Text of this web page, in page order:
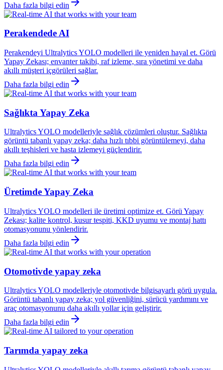
Daha fazla bilgi edin
Perakendede AI
Perakendeyi Ultralytics YOLO modelleri ile yeniden hayal et. Görü
Yapay Zekası; envanter takibi, raf izleme, sıra yönetimi ve daha
akıllı müşteri içgörüleri sağlar.
Daha fazla bilgi edin
Sağlıkta Yapay Zeka
Ultralytics YOLO modelleriyle sağlık çözümleri oluştur. Sağlıkta
görüntü tabanlı yapay zeka; daha hızlı tıbbi görüntülemeyi, daha
akıllı teşhisleri ve hasta izlemeyi güçlendirir.
Daha fazla bilgi edin
Üretimde Yapay Zeka
Ultralytics YOLO modelleri ile üretimi optimize et. Görü Yapay
Zekası; kalite kontrol, kusur tespiti, KKD uyumu ve montaj hattı
otomasyonunu yönlendirir.
Daha fazla bilgi edin
Otomotivde yapay zeka
Ultralytics YOLO modelleriyle otomotivde bilgisayarlı görü uygula.
Görüntü tabanlı yapay zeka; yol güvenliğini, sürücü yardımını ve
araç otomasyonunu daha akıllı yollar için geliştirir.
Daha fazla bilgi edin
Tarımda yapay zeka